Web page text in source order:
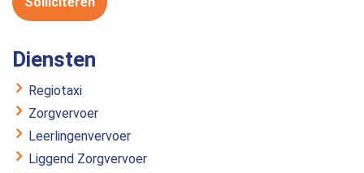
Diensten
Regiotaxi
Zorgvervoer
Leerlingenvervoer
Liggend Zorgvervoer